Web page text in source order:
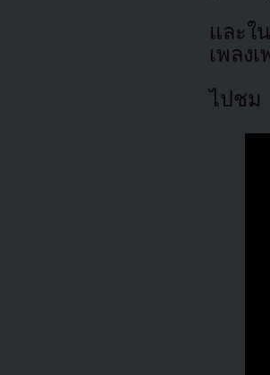
และใ
เพลง
ไปชม